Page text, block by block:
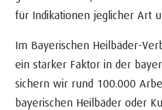
für Indikationen jeglicher Art
Im Bayerischen Heilbäder-
ein starker Faktor in der
sichern wir rund 100.000
bayerischen Heilbäder oder